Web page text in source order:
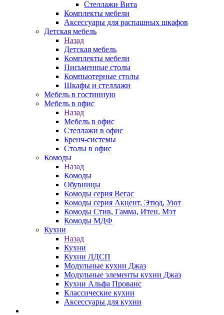
Стеллажи Вита
Комплекты мебели
Аксессуары для распашных шкафов
Детская мебель
Назад
Детская мебель
Комплекты мебели
Письменные столы
Компьютерные столы
Шкафы и стеллажи
Мебель в гостинную
Мебель в офис
Назад
Мебель в офис
Стеллажи в офис
Бренч-системы
Столы в офис
Комоды
Назад
Комоды
Обувницы
Комоды серия Вегас
Комоды серия Акцент, Этюд, Уют
Комоды Стив, Гамма, Итен, Мэт
Комоды МДФ
Кухни
Назад
Кухни
Кухни ЛДСП
Модульные кухни Джаз
Модульные элементы кухни Джаз
Кухни Альфа Прованс
Классические кухни
Аксессуары для кухни